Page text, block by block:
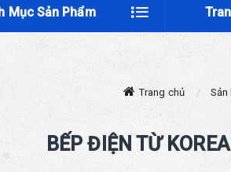
Mục Sản Phẩm
Trang chủ Sản
BẾP ĐIỆN TỪ